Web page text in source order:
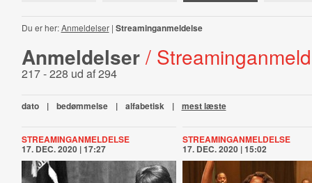
Du er her:Anmeldelser| Streaminganmeldelse
Anmeldelser /
217 - 228 ud af 294
dato | bedømmelse | alfabetisk | mest læste
STREAMINGANMELDELSE
17. DEC. 2020 | 17:27
STREAMINGANMELDELSE
17. DEC. 2020 | 15:02